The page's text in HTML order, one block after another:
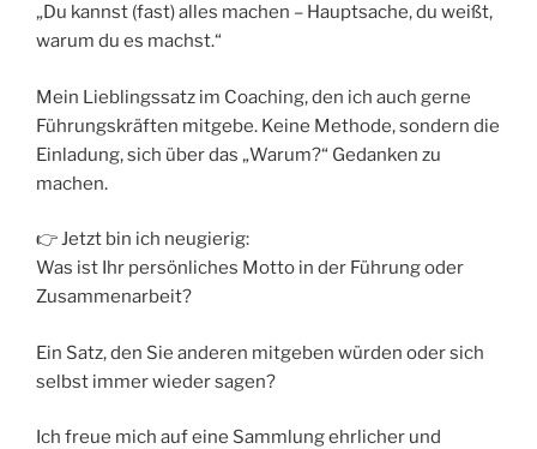
„Du kannst (fast) alles machen – Hauptsache, du weißt,
warum du es machst.“
Mein Lieblingssatz im Coaching, den ich auch gerne
Führungskräften mitgebe. Keine Methode, sondern die
Einladung, sich über das „Warum?“ Gedanken zu
machen.
👉 Jetzt bin ich neugierig:
Was ist Ihr persönliches Motto in der Führung oder
Zusammenarbeit?
Ein Satz, den Sie anderen mitgeben würden oder sich
selbst immer wieder sagen?
Ich freue mich auf eine Sammlung ehrlicher und